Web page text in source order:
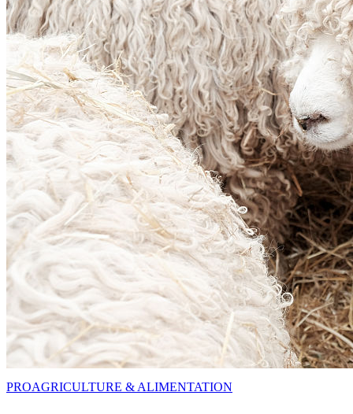
PROAGRICULTURE & ALIMENTATION